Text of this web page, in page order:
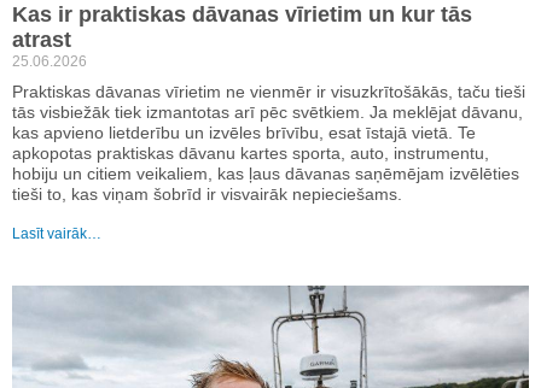
Kas ir praktiskas dāvanas vīrietim un kur tās
atrast
25.06.2026
Praktiskas dāvanas vīrietim ne vienmēr ir visuzkrītošākās, taču tieši
tās visbiežāk tiek izmantotas arī pēc svētkiem. Ja meklējat dāvanu,
kas apvieno lietderību un izvēles brīvību, esat īstajā vietā. Te
apkopotas praktiskas dāvanu kartes sporta, auto, instrumentu,
hobiju un citiem veikaliem, kas ļaus dāvanas saņēmējam izvēlēties
tieši to, kas viņam šobrīd ir visvairāk nepieciešams.
Lasīt vairāk…